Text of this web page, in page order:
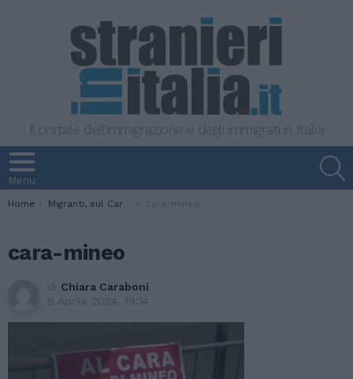
Il portale dell'immigrazione e degli immigrati in Italia
Menu
You are here:
Home Migranti, sul Cara di Mineo un progetto privato per l’inclusione lavorativa dei richiedenti asilo cara-mineo
cara-mineo
di Chiara Caraboni
8 Aprile 2024, 19:14